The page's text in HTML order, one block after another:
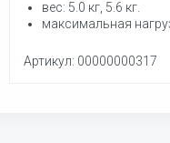
вес: 5.0 кг, 5.6 кг.
максимальная
Артикул: 00000000317